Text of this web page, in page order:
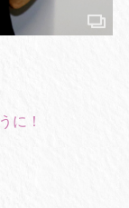
に！